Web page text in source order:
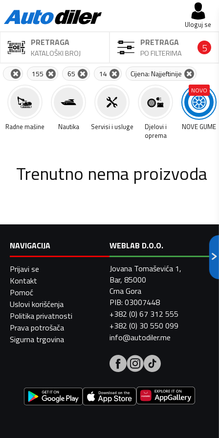
Uloguj se
PRETRAGA
KATALOŠKI BROJ
PRETRAGA
PO FILTERIMA 5
155 65 14 Cijena: Najjeftinije
Radne mašine Nautika Servisi i usluge
Djelovi i
oprema
NOVO
NOVE GUME
Trenutno nema proizvoda
NAVIGACIJA
Prijavi se
Kontakt
Pomoć
Uslovi korišćenja
Politika privatnosti
Prava potrošača
Sigurna trgovina
WEBLAB D.O.O.
Jovana Tomaševića 1,
Bar, 85000
Crna Gora
PIB: 03007448
+382 (0) 67 312 555
+382 (0) 30 550 099
info@autodiler.me